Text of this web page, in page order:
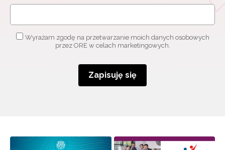
Wyrażam zgodę na przetwarzanie moich danych osobowych
przez ORE w celach marketingowych.
Zapisuję się